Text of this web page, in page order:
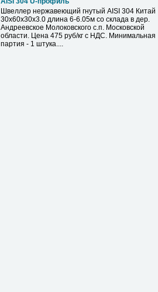
Швеллер нержавеющий гнутый AISI 304 Китай
30х60х30х3.0 длина 6-6.05м со склада в дер.
Андреевское Молоковского с.п. Московской
области. Цена 475 руб/кг с НДС. Минимальная
партия - 1 штука....